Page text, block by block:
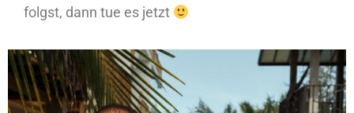
folgst, dann tue es jetzt